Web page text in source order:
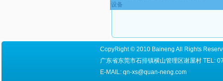
设备
CopyRight © 2010 Baineng All Rights
广东省东莞市石排镇横山管理区谢屋村 TEL:
E-MAIL: qn-xs@quan-neng.com